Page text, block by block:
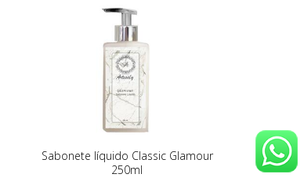
Sabonete líquido Classic Glamour
250ml